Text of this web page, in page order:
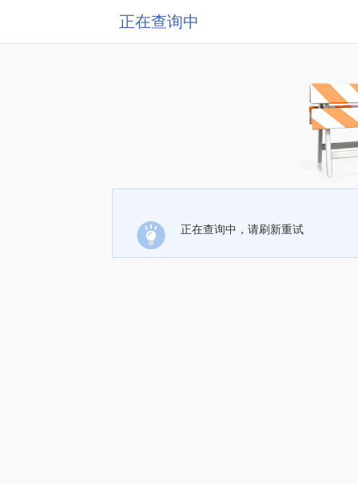
正在查询中
正在查询中，请刷新重试